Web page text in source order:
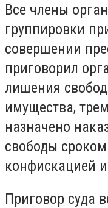
Все члены
группировки
совершении
приговорил
лишения
имущества,
назначено
свободы
конфискацией
Приговор суда